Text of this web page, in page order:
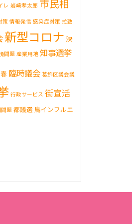
レ 岩崎孝太郎 市民相
策 情報発信 感染症対策 拉致
新型コロナ 決
問題 産業用地 知事選挙
臨時議会 葛飾区議会議
行政サービス 街宣活
題 都議選 鳥インフルエ